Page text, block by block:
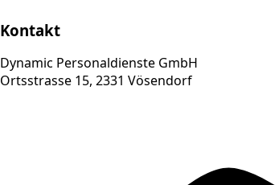
Kontakt
Dynamic Personaldienste GmbH
Ortsstrasse 15, 2331 Vösendorf